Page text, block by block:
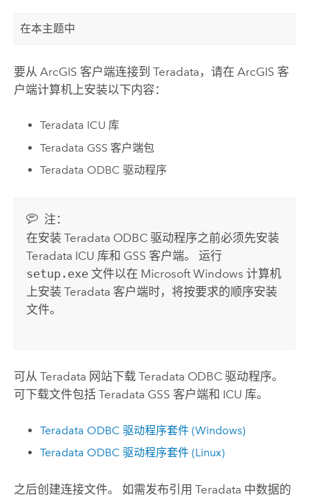
在本主题中
要从 ArcGIS 客户端连接到 Teradata ，请在 ArcGIS 客
户端计算机上安装以下内容：
Teradata ICU 库
Teradata GSS 客户端包
Teradata ODBC 驱动程序
注：
在安装Teradata ODBC 驱动程序之前必须先安装
Teradata ICU 库和 GSS 客户端。 运行
setup.exe 文件以在 Microsoft Windows 计算机
上安装Teradata 客户端时，将按要求的顺序安装
文件。
可从 Teradata 网站下载 Teradata ODBC 驱动程序。
可下载文件包括 Teradata GSS 客户端和 ICU 库。
Teradata ODBC 驱动程序套件 (Windows)
Teradata ODBC 驱动程序套件 (Linux)
之后创建连接文件。 如需发布引用 Teradata 中数据的